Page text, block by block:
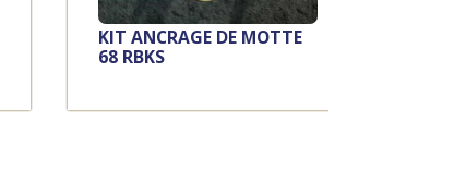
KIT ANCRAGE DE MOTTE
68 RBKS